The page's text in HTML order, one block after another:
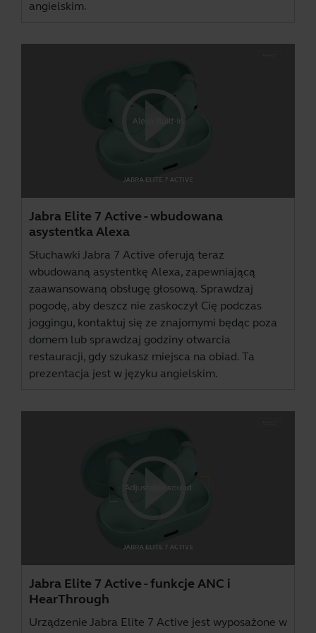
angielskim.
Jabra Elite 7 Active - wbudowana
asystentka Alexa
Słuchawki Jabra 7 Active oferują teraz
wbudowaną asystentkę Alexa, zapewniającą
zaawansowaną obsługę głosową. Sprawdzaj
pogodę, aby deszcz nie zaskoczył Cię podczas
joggingu, kontaktuj się ze znajomymi będąc poza
domem lub sprawdzaj godziny otwarcia
restauracji, gdy szukasz miejsca na obiad. Ta
prezentacja jest w języku angielskim.
Jabra Elite 7 Active - funkcje ANC i
HearThrough
Urządzenie Jabra Elite 7 Active jest wyposażone w